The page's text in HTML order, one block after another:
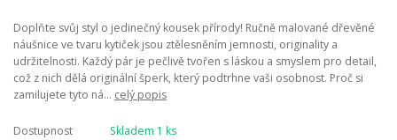
Doplňte svůj styl o jedinečný kousek přírody! Ručně malované dřevěné
náušnice ve tvaru kytiček jsou ztělesněním jemnosti, originality a
udržitelnosti. Každý pár je pečlivě tvořen s láskou a smyslem pro detail,
což z nich dělá originální šperk, který podtrhne vaši osobnost. Proč si
zamilujete tyto ná... celý popis
Dostupnost Skladem 1 ks